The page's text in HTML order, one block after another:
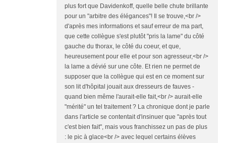
plus fort que Davidenkoff, quelle belle chute brillante
pour un "arbitre des élégances"! Il se trouve,<br />
d'après mes informations et sauf erreur de ma part,
que cette collègue s'est plutôt "pris la lame" du côté
gauche du thorax, le côté du coeur, et que,
heureusement pour elle et pour son agresseur,<br />
la lame a dévié sur une côte. Et rien ne permet de
supposer que la collègue qui est en ce moment sur
son lit d'hôpital jouait aux dresseurs de fauves -
quand bien même l'aurait-elle fait,<br /> aurait-elle
"mérité" un tel traitement ? La chronique dont je parle
dans l'article se contentait d'insinuer que "après tout
c'est bien fait", mais vous franchissez un pas de plus
: le pic à glace<br /> avec lequel certains élèves